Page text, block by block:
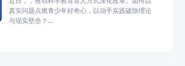
真实问题点燃青少年好奇心，以动手实践破除理论
与现实壁垒？...